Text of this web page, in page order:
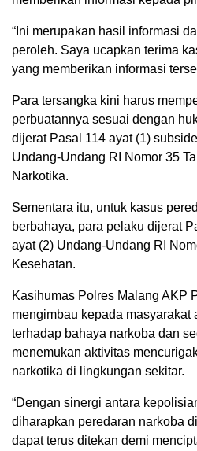
“Ini merupakan hasil informasi
peroleh. Saya ucapkan terima
yang memberikan informasi
Para tersangka kini harus
perbuatannya sesuai dengan
dijerat Pasal 114 ayat (1)
Undang-Undang RI Nomor 35
Narkotika.
Sementara itu, untuk kasus
berbahaya, para pelaku dijerat
ayat (2) Undang-Undang RI
Kesehatan.
Kasihumas Polres Malang AKP
mengimbau kepada masyarakat
terhadap bahaya narkoba dan
menemukan aktivitas
narkotika di lingkungan sekitar.
“Dengan sinergi antara
diharapkan peredaran narkoba
dapat terus ditekan demi